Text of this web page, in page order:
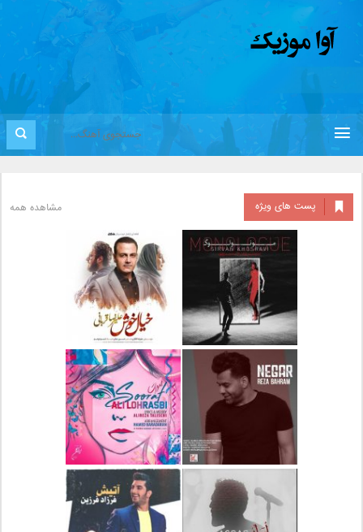
پست های ویژه مشاهده همه
دانلود آلبوم جدید سیروان
خسروی بنام مونولوگ
دانلود آهنگ جدید علیرضا
قربانی بنام خیال خوش
دانلود آهنگ جدید رضا
بهرام بنام نگار
دانلود آهنگ جدید علی
لهراسبی بنام صورت